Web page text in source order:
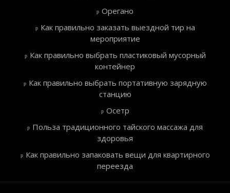
Орегано
Как правильно заказать выездной тир на
мероприятие
Как правильно выбрать пластиковый мусорный
контейнер
Как правильно выбрать портативную зарядную
станцию
Осетр
Польза традиционного тайского массажа для
здоровья
Как правильно запаковать вещи для квартирного
переезда